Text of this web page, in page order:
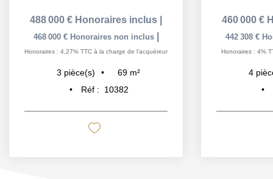
488 000 € Honoraires inclus
468 000 € Honoraires non inclus
Honoraires : 4,27% TTC à la charge de l'acquéreur
3 pièce(s) 69 m²
Réf :
10382
460 000 €
442 308 €
Honoraires : 4%
4